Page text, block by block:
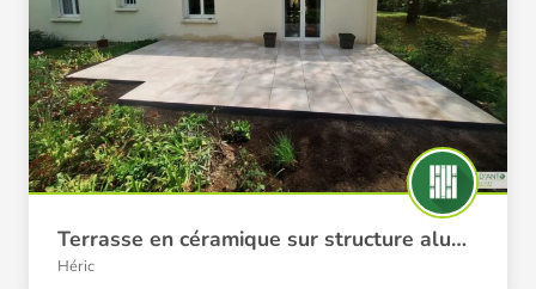
Terrasse en céramique sur structure aluminium
Héric